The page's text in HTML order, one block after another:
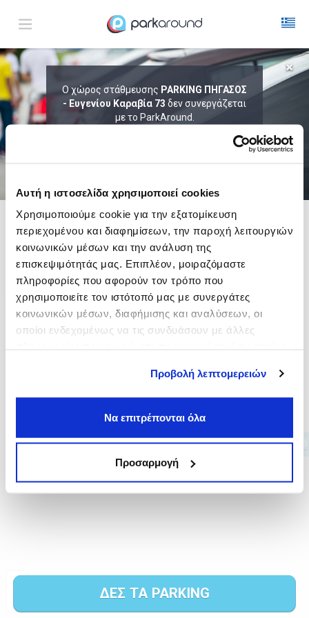
Αυτή η ιστοσελίδα χρησιμοποιεί cookies
Χρησιμοποιούμε cookie για την εξατομίκευση
περιεχομένου και διαφημίσεων, την παροχή λειτουργιών
κοινωνικών μέσων και την ανάλυση της
επισκεψιμότητάς μας. Επιπλέον, μοιραζόμαστε
πληροφορίες που αφορούν τον τρόπο που
χρησιμοποιείτε τον ιστότοπό μας με συνεργάτες
κοινωνικών μέσων, διαφήμισης και αναλύσεων, οι
οποίοι ενδεχομένως να τις συνδυάσουν με άλλες
Προβολή λεπτομερειών
Να επιτρέπονται όλα
Προσαρμογή
Ο χώρος στάθμευσης PARKING ΠΗΓΑΣΟΣ
- Ευγενίου Καραβία 73 δεν συνεργάζεται
με το ParkAround.
ΤΟ PARKAROUND ΕΠΕΚΤΕΙΝΕΙ ΣΥΝΕΧΩΣ
Δες τώρα τα parking στο χάρτη και σύγκρινετιμή
καιαπόσταση
ΔΕΣ ΤΑ PARKING
ΑΠΟΤΕΛΕΣΜΑΤΑ ΓΙΑ:
ΑΦΙΞΗ Κυρ 09 Αυγ 11:30 ΔΙΑΡΚΕΙΑ 1